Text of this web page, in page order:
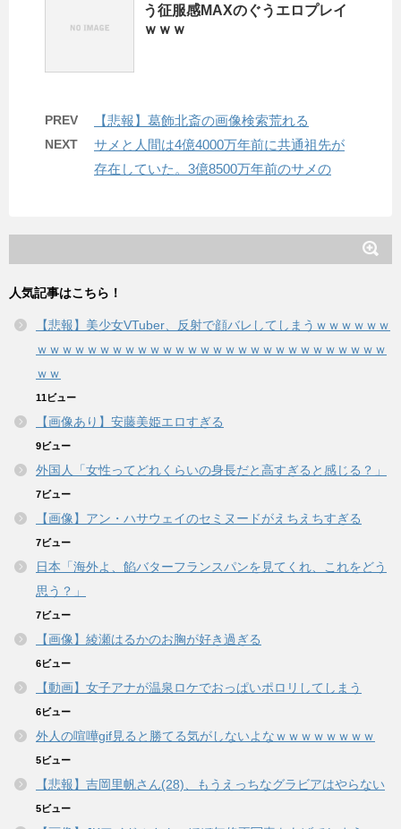
う征服感MAXのぐうエロプレイ
ｗｗｗ
PREV 【悲報】葛飾北斎の画像検索荒れる
NEXT
サメと人間は4億4000万年前に共通祖先が
存在していた。3億8500万年前のサメの
人気記事はこちら！
【悲報】美少女VTuber、反射で顔バレしてしまうｗｗｗｗｗｗ
ｗｗｗｗｗｗｗｗｗｗｗｗｗｗｗｗｗｗｗｗｗｗｗｗｗｗｗｗ
ｗｗ
11ビュー
【画像あり】安藤美姫エロすぎる
9ビュー
外国人「女性ってどれくらいの身長だと高すぎると感じる？」
7ビュー
【画像】アン・ハサウェイのセミヌードがえちえちすぎる
7ビュー
日本「海外よ、餡バターフランスパンを見てくれ、これをどう
思う？」
7ビュー
【画像】綾瀬はるかのお胸が好き過ぎる
6ビュー
【動画】女子アナが温泉ロケでおっぱいポロリしてしまう
6ビュー
外人の喧嘩gif見ると勝てる気がしないよなｗｗｗｗｗｗｗｗ
5ビュー
【悲報】吉岡里帆さん(28)、もうえっちなグラビアはやらない
5ビュー